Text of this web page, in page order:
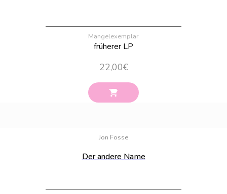
Mängelexemplar
früherer LP
22,00€
Jon Fosse
Der andere Name